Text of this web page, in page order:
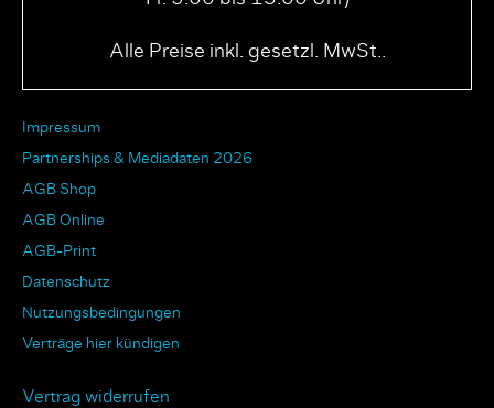
Alle Preise inkl. gesetzl. MwSt..
Impressum
Partnerships & Mediadaten 2026
AGB Shop
AGB Online
AGB-Print
Datenschutz
Nutzungsbedingungen
Verträge hier kündigen
Vertrag widerrufen